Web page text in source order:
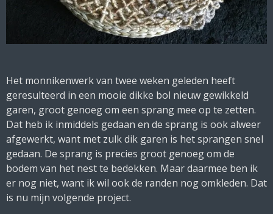
Het monnikenwerk van twee weken geleden heeft
geresulteerd in een mooie dikke bol nieuw gewikkeld
garen, groot genoeg om een sprang mee op te zetten.
Dat heb ik inmiddels gedaan en de sprang is ook alweer
afgewerkt, want met zulk dik garen is het sprangen snel
gedaan. De sprang is precies groot genoeg om de
bodem van het nest te bedekken. Maar daarmee ben ik
er nog niet, want ik wil ook de randen nog omkleden. Dat
is nu mijn volgende project.